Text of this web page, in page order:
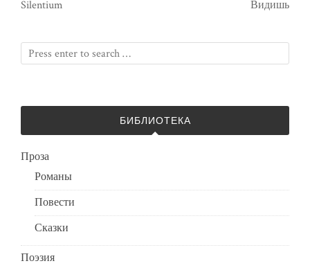
Silentium Видишь
БИБЛИОТЕКА
Проза
Романы
Повести
Сказки
Поэзия